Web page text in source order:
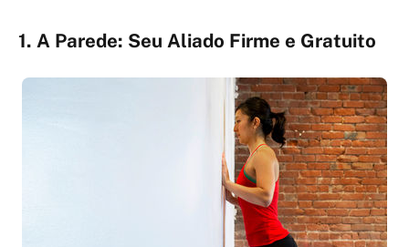
1. A Parede: Seu Aliado Firme e Gratuito